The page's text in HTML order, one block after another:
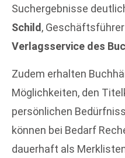
Suchergebnisse
Schild,
Verlagsservice des
Zudem erhalten
Möglichkeiten, den
persönlichen
können bei Bedarf
dauerhaft als